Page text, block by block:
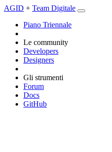
AGID + Team Digitale
Piano Triennale
Le community
Developers
Designers
Gli strumenti
Forum
Docs
GitHub